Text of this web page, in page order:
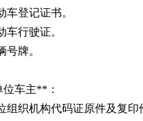
车登记证书。
车行驶证。
号牌。
车主**：
组织机构代码证原件及复印